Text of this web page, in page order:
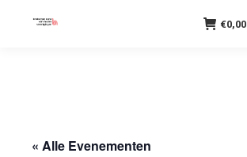
€0,00
« Alle Evenementen